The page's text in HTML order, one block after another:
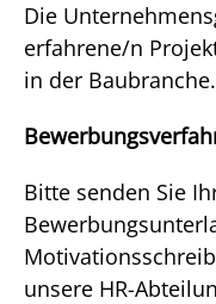
Die
erfahrene/n
in der Baubranche.
Bitte senden Sie
unsere HR-